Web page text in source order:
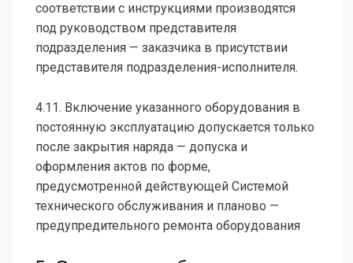
соответствии с инструкциями производятся
под руководством представителя
подразделения — заказчика в присутствии
представителя подразделения-исполнителя.
4.11. Включение указанного оборудования в
постоянную эксплуатацию допускается только
после закрытия наряда — допуска и
оформления актов по форме,
предусмотренной действующей Системой
технического обслуживания и планово —
предупредительного ремонта оборудования